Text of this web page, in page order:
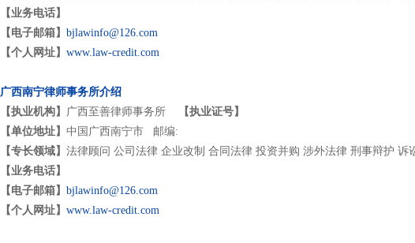
【业务电话】
【电子邮箱】 bjlawinfo@126.com
【个人网址】 www.law-credit.com
广西南宁律师事务所介绍
【执业机构】 广西至善律师事务所
【执业证号】
【单位地址】 中国广西南宁市 邮编:
【专长领域】 法律顾问 公司法律 企业改制 合同法律 投资并购 涉外法律 刑事辩护 诉
【业务电话】
【电子邮箱】 bjlawinfo@126.com
【个人网址】 www.law-credit.com